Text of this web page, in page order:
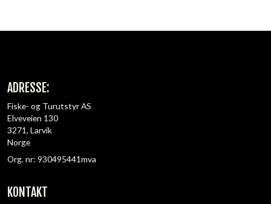
ADRESSE:
Fiske- og Turutstyr AS
Elveveien 130
3271, Larvik
Norge
Org. nr: 930495441mva
KONTAKT